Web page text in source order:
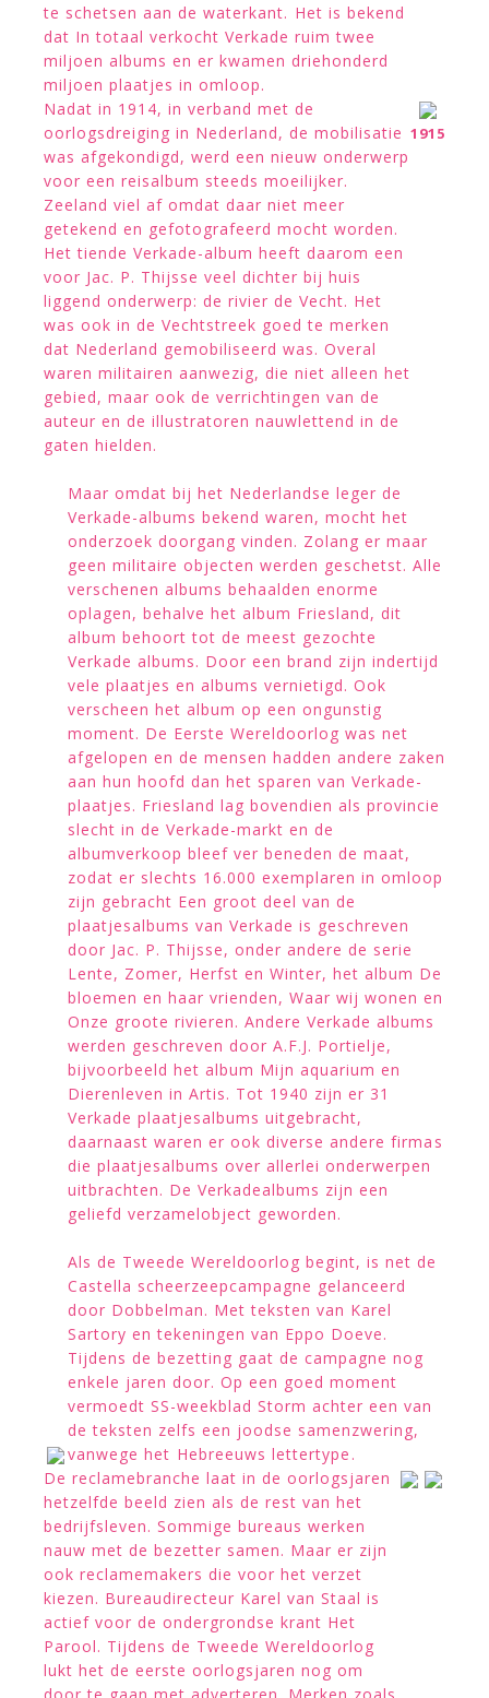
te schetsen aan de waterkant. Het is bekend
dat In totaal verkocht Verkade ruim twee
miljoen albums en er kwamen driehonderd
miljoen plaatjes in omloop.
Nadat in 1914, in verband met de
oorlogsdreiging in Nederland, de mobilisatie
was afgekondigd, werd een nieuw onderwerp
voor een reisalbum steeds moeilijker.
Zeeland viel af omdat daar niet meer
getekend en gefotografeerd mocht worden.
Het tiende Verkade-album heeft daarom een
voor Jac. P. Thijsse veel dichter bij huis
liggend onderwerp: de rivier de Vecht. Het
was ook in de Vechtstreek goed te merken
dat Nederland gemobiliseerd was. Overal
waren militairen aanwezig, die niet alleen het
gebied, maar ook de verrichtingen van de
auteur en de illustratoren nauwlettend in de
gaten hielden.
1915
Maar omdat bij het Nederlandse leger de
Verkade-albums bekend waren, mocht het
onderzoek doorgang vinden. Zolang er maar
geen militaire objecten werden geschetst. Alle
verschenen albums behaalden enorme
oplagen, behalve het album Friesland, dit
album behoort tot de meest gezochte
Verkade albums. Door een brand zijn indertijd
vele plaatjes en albums vernietigd. Ook
verscheen het album op een ongunstig
moment. De Eerste Wereldoorlog was net
afgelopen en de mensen hadden andere zaken
aan hun hoofd dan het sparen van Verkade-
plaatjes. Friesland lag bovendien als provincie
slecht in de Verkade-markt en de
albumverkoop bleef ver beneden de maat,
zodat er slechts 16.000 exemplaren in omloop
zijn gebracht Een groot deel van de
plaatjesalbums van Verkade is geschreven
door Jac. P. Thijsse, onder andere de serie
Lente, Zomer, Herfst en Winter, het album De
bloemen en haar vrienden, Waar wij wonen en
Onze groote rivieren. Andere Verkade albums
werden geschreven door A.F.J. Portielje,
bijvoorbeeld het album Mijn aquarium en
Dierenleven in Artis. Tot 1940 zijn er 31
Verkade plaatjesalbums uitgebracht,
daarnaast waren er ook diverse andere firmas
die plaatjesalbums over allerlei onderwerpen
uitbrachten. De Verkadealbums zijn een
geliefd verzamelobject geworden.
Als de Tweede Wereldoorlog begint, is net de
Castella scheerzeepcampagne gelanceerd
door Dobbelman. Met teksten van Karel
Sartory en tekeningen van Eppo Doeve.
Tijdens de bezetting gaat de campagne nog
enkele jaren door. Op een goed moment
vermoedt SS-weekblad Storm achter een van
de teksten zelfs een joodse samenzwering,
vanwege het Hebreeuws lettertype.
De reclamebranche laat in de oorlogsjaren
hetzelfde beeld zien als de rest van het
bedrijfsleven. Sommige bureaus werken
nauw met de bezetter samen. Maar er zijn
ook reclamemakers die voor het verzet
kiezen. Bureaudirecteur Karel van Staal is
actief voor de ondergrondse krant Het
Parool. Tijdens de Tweede Wereldoorlog
lukt het de eerste oorlogsjaren nog om